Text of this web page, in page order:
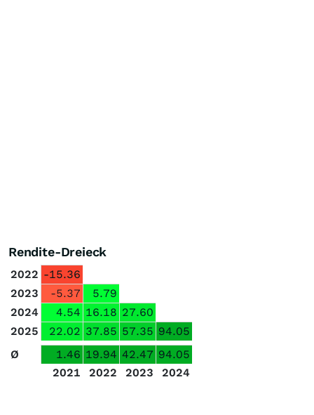
Rendite-Dreieck
2022 -15.36
2023
-5.37
5.79
2024
4.54 16.18 27.60
2025
22.02 37.85 57.35 94.05
Ø
1.46 19.94 42.47 94.05
2021
2022 2023 2024